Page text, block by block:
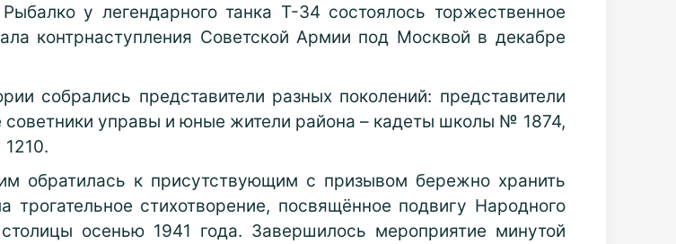
у легендарного танка Т-34 состоялось торжественное
контрнаступления Советской Армии под Москвой в декабре
собрались представители разных поколений: представители
управы и юные жители района – кадеты школы № 1874,
обратилась к присутствующим с призывом бережно хранить
стихотворение, посвящённое подвигу Народного
осенью 1941 года. Завершилось мероприятие минутой